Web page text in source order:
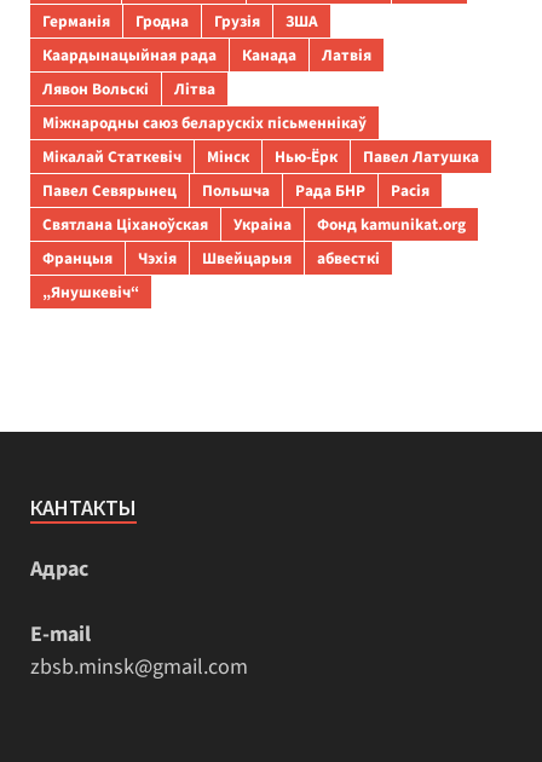
Германія
Гродна Грузія
ЗША
Каардынацыйная рада
Канада
Латвія
Лявон Вольскі
Літва
Міжнародны саюз беларускіх пісьменнікаў
Мікалай Статкевіч
Мінск Нью-Ёрк
Павел Латушка
Павел Севярынец
Польшча Рада БНР
Расія
Святлана Ціханоўская
Украіна
Фонд kamunikat.org
Францыя
Чэхія Швейцарыя
абвесткі
„Янушкевіч“
КАНТАКТЫ
Адрас
E-mail
zbsb.minsk@gmail.com